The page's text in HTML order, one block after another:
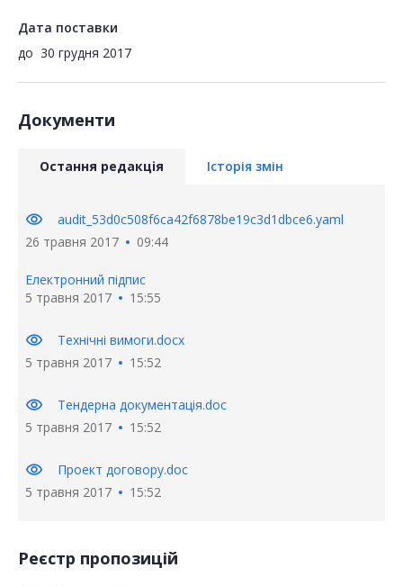
Дата поставки
до 30 грудня 2017
Документи
Остання редакція Історія змін
visibility
audit_53d0c508f6ca42f6878be19c3d1dbce6.yaml
26 травня 2017
09:44
Електронний підпис
5 травня 2017
15:55
visibility
Технічні вимоги.docx
5 травня 2017
15:52
visibility
Тендерна документація.doc
5 травня 2017
15:52
visibility
Проект договору.doc
5 травня 2017
15:52
Реєстр пропозицій